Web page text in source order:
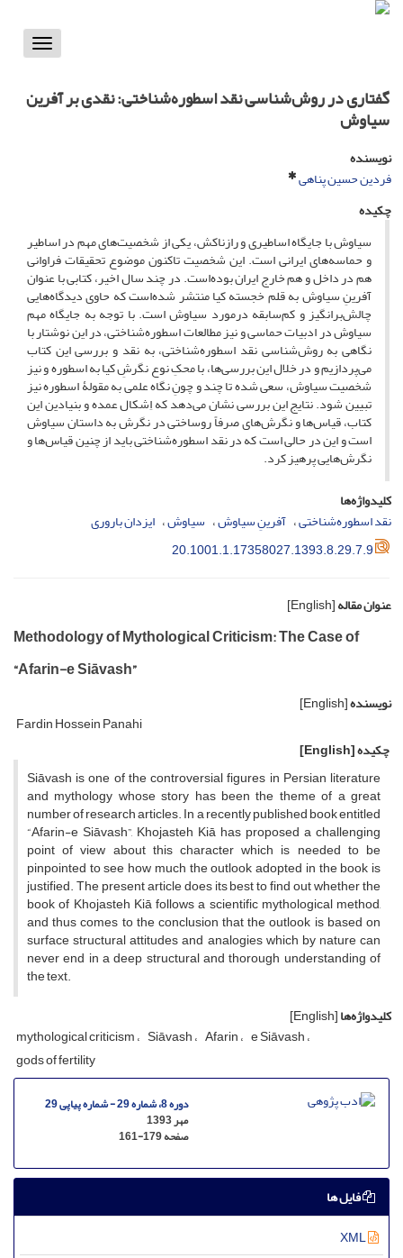
Toggle
گفتاری در روش‌شناسی نقد اسطوره‌شناختی: نقدی بر آفرین
سیاوش
نویسنده
فردین حسین پناهی
چکیده
سیاوش با جایگاه اساطیری و رازناکش، یکی از شخصیت‌های مهم در اساطیر
و حماسه‌های ایرانی است. این شخصیت تاکنون موضوع تحقیقات فراوانی
هم در داخل و هم خارج ایران بوده‌است. در چند سال اخیر، کتابی با عنوان
آفرینِ سیاوش به قلم خجسته کیا منتشر شده‌است که حاوی دیدگاه‌هایی
چالش‌برانگیز و کم‌سابقه درمورد سیاوش است. با توجه به جایگاه مهم
سیاوش در ادبیات حماسی و نیز مطالعات اسطوره‌شناختی، در این نوشتار با
نگاهی به روش‌شناسی نقد اسطوره‌شناختی، به نقد و بررسی این کتاب
می‌پردازیم و در خلال این بررسی‌ها، با محکِ نوع نگرشِ کیا به اسطوره و نیز
شخصیت سیاوش، سعی شده تا چند و چونِ نگاه علمی به مقولۀ اسطوره نیز
تبیین شود. نتایج این بررسی نشان می‌دهد که اِشکال عمده و بنیادین این
کتاب، قیاس‌ها و نگرش‌های صرفاً روساختی در نگرش به داستان سیاوش
است و این در حالی است که در نقد اسطوره‌شناختی باید از چنین قیاس‌ها و
نگرش‌هایی پرهیز کرد.
کلیدواژه‌ها
نقد اسطوره‌شناختی آفرینِ سیاوش سیاوش ایزدان باروری
20.1001.1.17358027.1393.8.29.7.9
عنوان مقاله[English]
Methodology of Mythological Criticism: The Case of
“Afarin-e Siāvash”
نویسنده[English]
Fardin Hossein Panahi
چکیده[English]
Siāvash is one of the controversial figures in Persian literature
and mythology whose story has been the theme of a great
number of research articles. In a recently published book entitled
“Afarin-e Siāvash”, Khojasteh Kiā has proposed a challenging
point of view about this character which is needed to be
pinpointed to see how much the outlook adopted in the book is
justified. The present article does its best to find out whether the
book of Khojasteh Kiā follows a scientific mythological method,
and thus comes to the conclusion that the outlook is based on
surface structural attitudes and analogies which by nature can
never end in a deep structural and thorough understanding of
the text.
کلیدواژه‌ها[English]
mythological criticism Siāvash Afarin e Siāvash
gods of fertility
دوره 8، شماره 29 - شماره پیاپی 29
مهر 1393
صفحه161-179
فایل ها